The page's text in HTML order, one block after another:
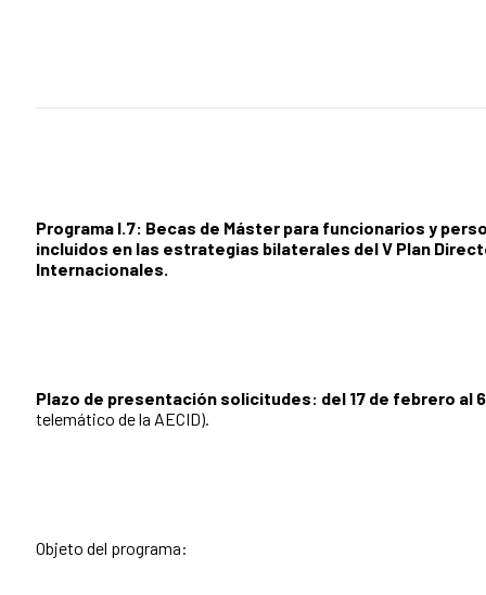
Programa I.7: Becas de Máster para funcionarios y
incluidos en las estrategias bilaterales del V Plan
Internacionales.
Plazo de presentación solicitudes: del 17 de febrero al
telemático de la AECID).
Objeto del programa: